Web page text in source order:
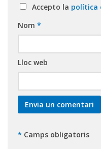
Accepto la política
Nom *
Lloc web
* Camps obligatoris